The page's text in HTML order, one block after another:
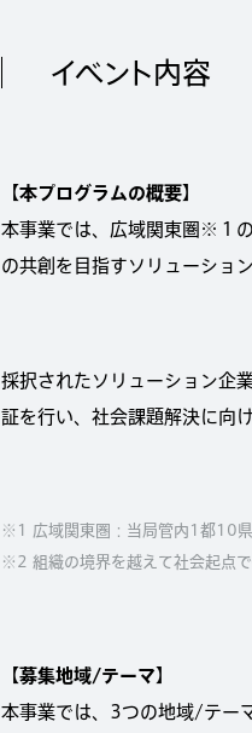
イベント内容
【本プログラムの概要】
本事業では、広域関東圏※１
の共創を目指すソリューショ
採択されたソリューション企
証を行い、社会課題解決に向
※1 広域関東圏：当局管内1都10県
※2 組織の境界を越えて社会起点
【募集地域/テーマ】
本事業では、3つの地域/テー